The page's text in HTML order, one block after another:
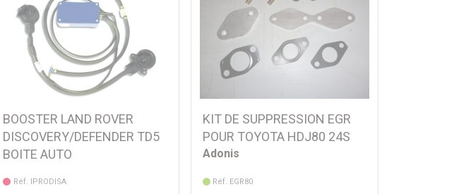
BOOSTER LAND ROVER
DISCOVERY/DEFENDER TD5
BOITE AUTO
Réf. IPRODISA
KIT DE SUPPRESSION EGR
POUR TOYOTA HDJ80 24S
Adonis
Réf. EGR80